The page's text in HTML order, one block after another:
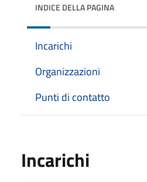
INDICE DELLA PAGINA
Incarichi
Organizzazioni
Punti di contatto
Incarichi